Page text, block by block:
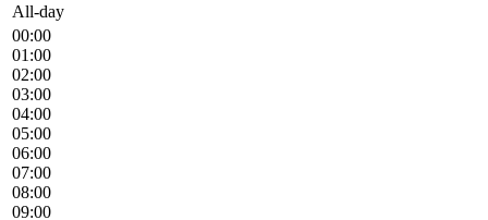
All-day
00:00
01:00
02:00
03:00
04:00
05:00
06:00
07:00
08:00
09:00